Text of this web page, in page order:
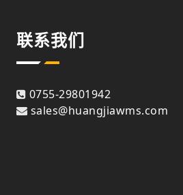
联系我们
0755-29801942
sales@huangjiawms.com